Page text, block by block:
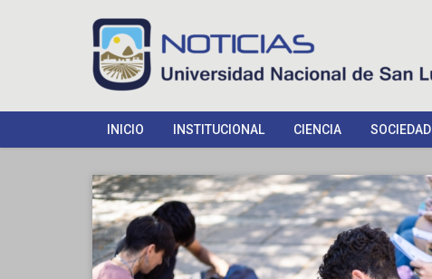
INICIO INSTITUCIONAL CIENCIA SOCIEDAD